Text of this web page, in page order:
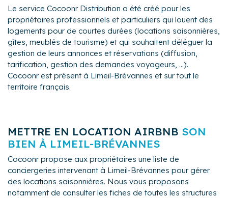
Le service Cocoonr Distribution a été créé pour les
propriétaires professionnels et particuliers qui louent des
logements pour de courtes durées (locations saisonnières,
gîtes, meublés de tourisme) et qui souhaitent déléguer la
gestion de leurs annonces et réservations (diffusion,
tarification, gestion des demandes voyageurs, ...).
Cocoonr est présent à Limeil-Brévannes et sur tout le
territoire français.
METTRE EN LOCATION AIRBNB SON
BIEN À LIMEIL-BRÉVANNES
Cocoonr propose aux propriétaires une liste de
conciergeries intervenant à Limeil-Brévannes pour gérer
des locations saisonnières. Nous vous proposons
notamment de consulter les fiches de toutes les structures